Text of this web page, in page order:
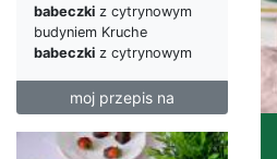
babeczki z cytrynowym
budyniem Kruche
babeczki z cytrynowym
moj przepis na